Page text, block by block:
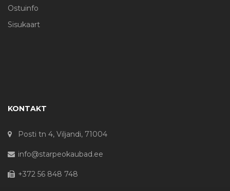
Ostuinfo
Sisukaart
KONTAKT
Posti tn 4, Viljandi, 71004
info@starpeokaubad.ee
+372 56 848 748